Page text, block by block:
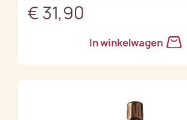
€ 31,90
In winkelwagen